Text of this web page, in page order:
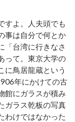
すよ。人夫頭でも
事は自分で何とか
「台湾に行きなさ
って。東京大学の
に鳥居龍蔵という
年にかけての古
館にガラスが積み
ガラス乾板の写真
わけではなかった